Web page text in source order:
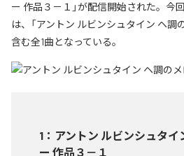
ー 作品３－１」が配信開始された。今
は、「アントン ルビンシュタイン ヘ調
含む全1曲となっている。
1 ： アントン ルビンシュタイ
ー 作品３－１